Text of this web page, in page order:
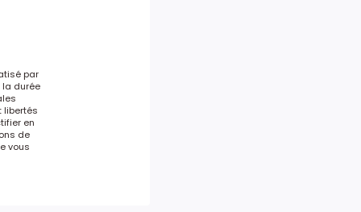
par
la durée
libertés
en
de
vous